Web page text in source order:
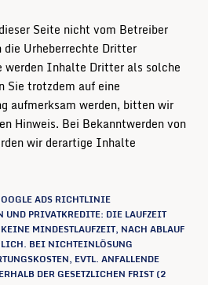
Seite nicht vom Betreiber
Urheberrechte Dritter
werden Inhalte Dritter als solche
Sie trotzdem auf eine
aufmerksam werden, bitten wir
Hinweis. Bei Bekanntwerden von
wir derartige Inhalte
ADS RICHTLINIE
UND PRIVATKREDITE: DIE LAUFZEIT
MINDESTLAUFZEIT, NACH ABLAUF
BEI NICHTEINLÖSUNG
EVTL. ANFALLENDE
DER GESETZLICHEN FRIST (2